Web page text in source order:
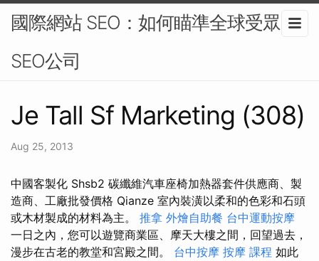
國際網站 SEO：如何瞄準全球受眾-
SEO公司
Je Tall Sf Marketing (308)
Aug 25, 2013
中國客製化 Shsb2 碳纖維汽車座椅加熱器套件供應商、製
造商、工廠批發價格 Qianze 室內裝潢以柔和的色彩和石頭
或木材製成的材料為主。 推拿 外燴自助餐 台中運動按摩
一日之內，您可以遊覽商業區、摩天大樓之間，回望過去，
漫步在古老的教堂和宮殿之間。 台中按摩 按摩 課程 如此